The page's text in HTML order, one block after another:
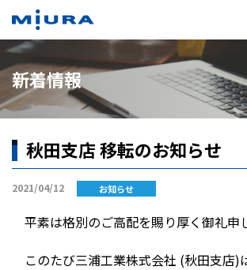
新着情報
秋田支店 移転のお知らせ
2021/04/12 お知らせ
平素は格別のご高配を賜り厚く御礼申
このたび三浦工業株式会社 (秋田支店)